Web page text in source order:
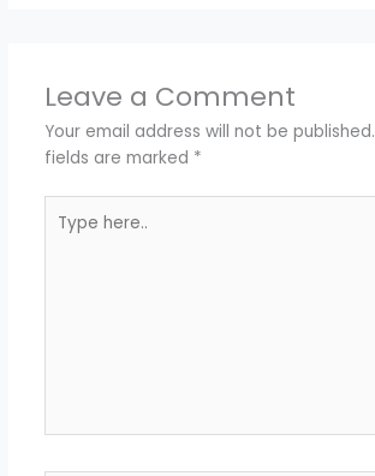
Leave a Comment
Your email address will not be published.
fields are marked *
here..